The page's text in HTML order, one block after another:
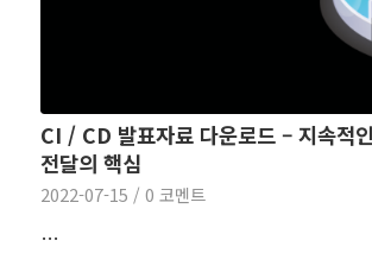
CI / CD 발표자료 다운로드 – 지속적
전달의 핵심
2022-07-15 / 0 코멘트
…